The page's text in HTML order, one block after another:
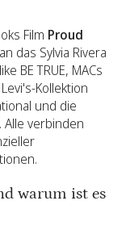
Film Proud
das Sylvia Rivera
BE TRUE, MACs
Kollektion
und die
Alle verbinden
warum ist es